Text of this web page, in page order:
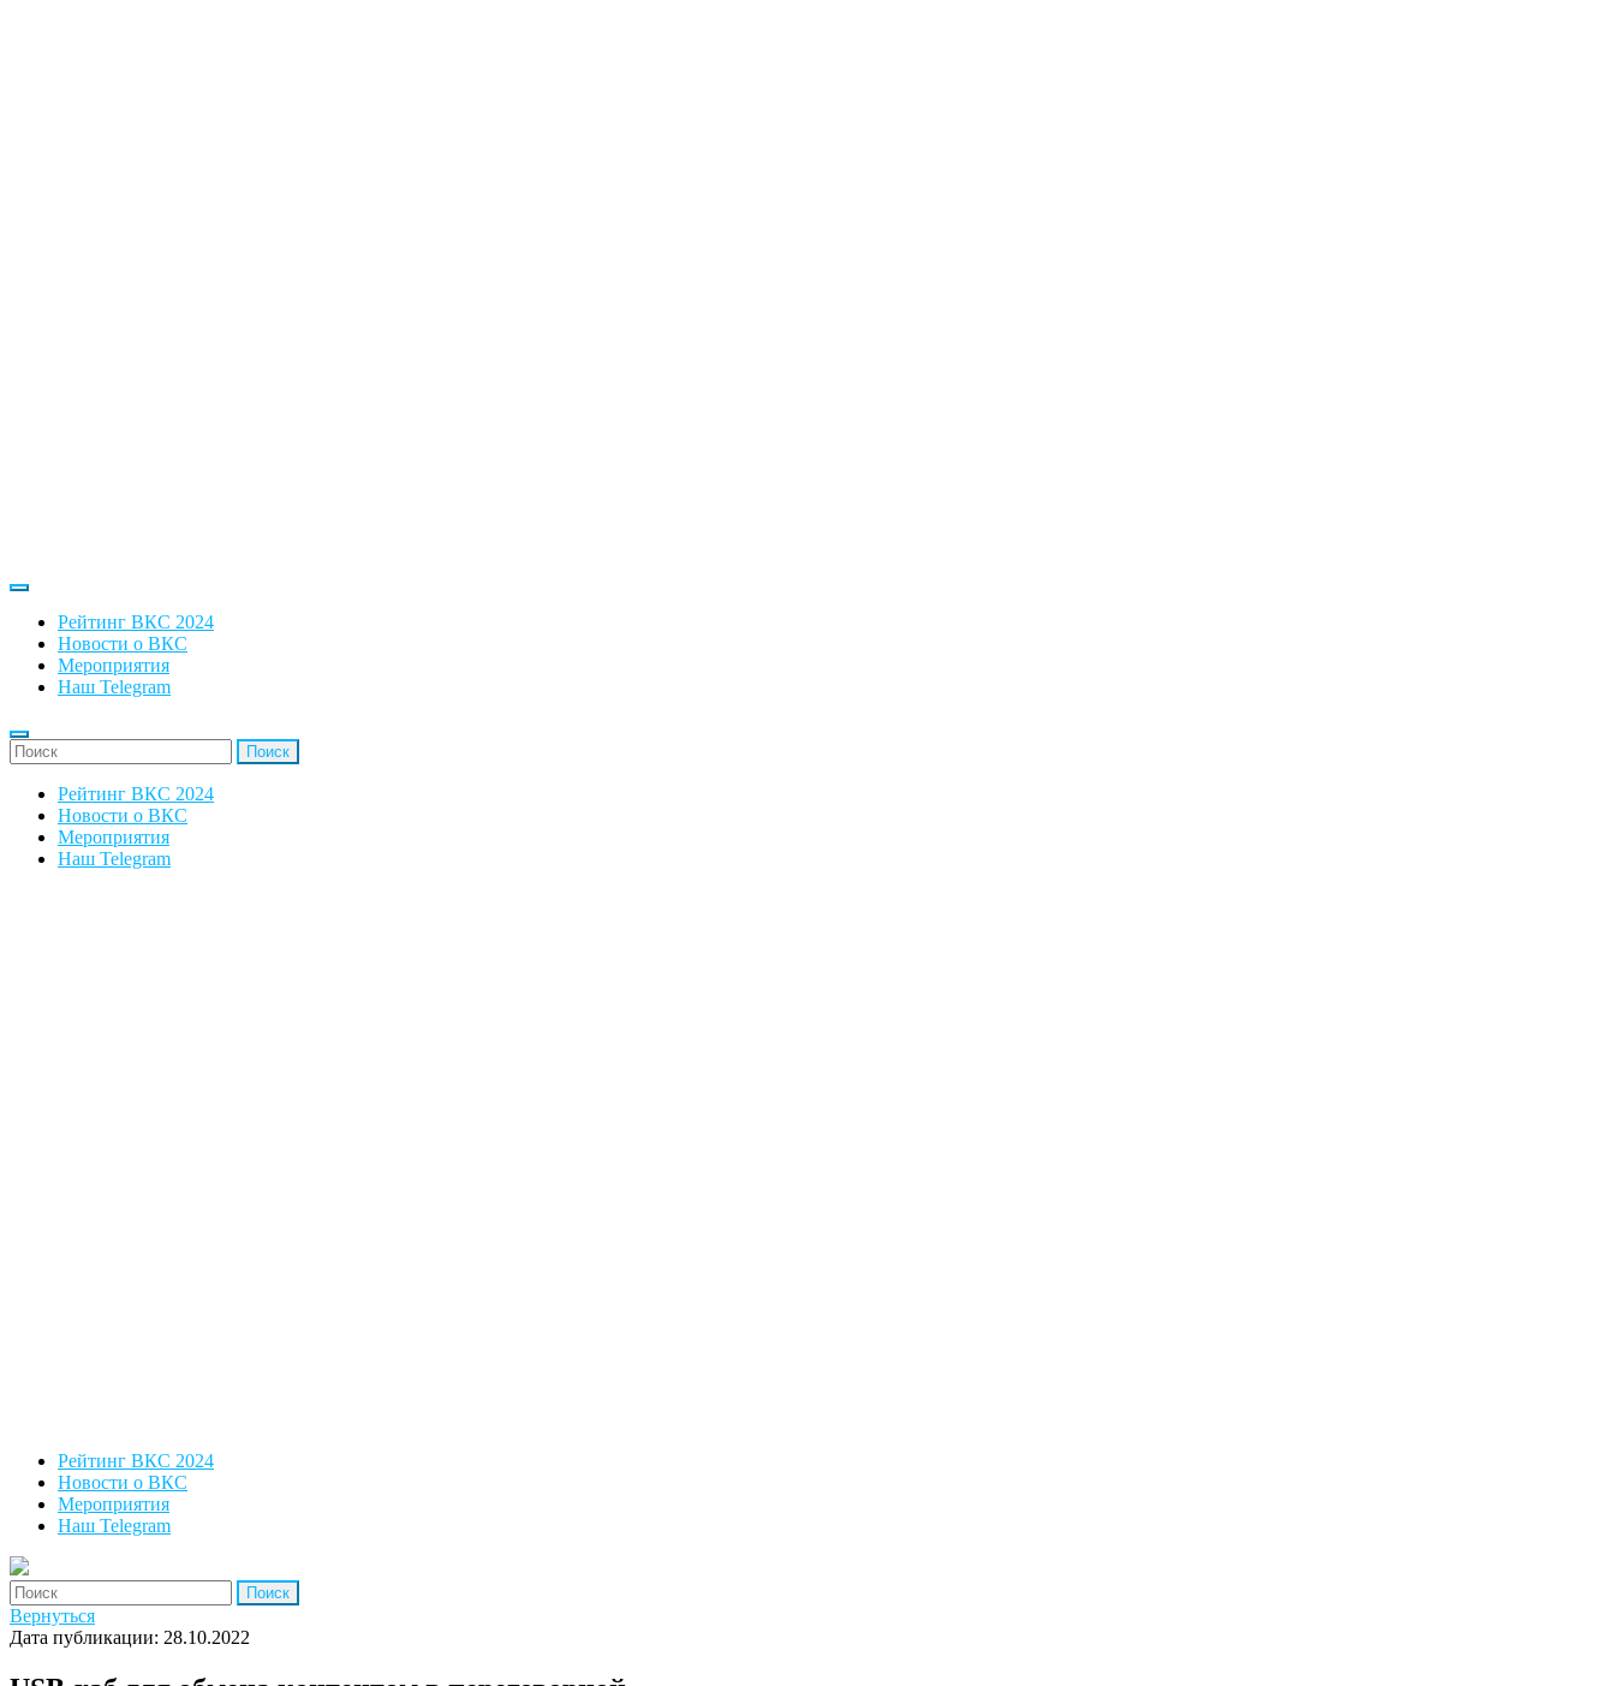
Рейтинг ВКС 2024
Новости о ВКС
Мероприятия
Наш Telegram
'Найти:
Рейтинг ВКС 2024
Новости о ВКС
Мероприятия
Наш Telegram
Рейтинг ВКС 2024
Новости о ВКС
Мероприятия
Наш Telegram
'Найти:
Вернуться
Дата публикации: 28.10.2022